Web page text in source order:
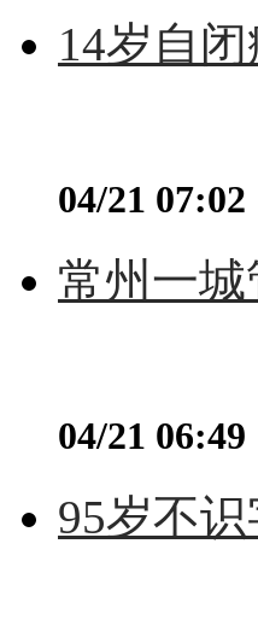
14岁自
04/21 07:02
常州一
04/21 06:49
95岁不